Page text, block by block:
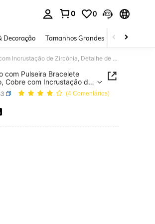
0 0
Decoração Tamanhos Grandes Joias e
1 Conjunto de Joias Luxuoso com Pulseira Bracelete Multicamadas & Anel Aberto, Cobre com Incrustação de Zircônia, Detalhe de Alfinete de Segurança, para Mulheres, Festa, Casamento, Uso Diário e Combinação de Looks
com Pulseira Bracelete
Cobre com Incrustação de
de Segurança, para
Uso Diário e Combinação
(4 Comentários)